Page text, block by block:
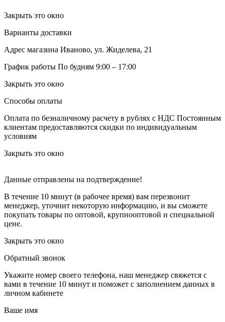
Закрыть это окно
Варианты доставки
Адрес магазина Иваново, ул. Жиделева, 21
График работы По будням 9:00 – 17:00
Закрыть это окно
Способы оплаты
Оплата по безналичному расчету в рублях с НДС Постоянным
клиентам предоставляются скидки по индивидуальным
условиям
Закрыть это окно
Данные отправлены на подтверждение!
В течение 10 минут (в рабочее время) вам перезвонит
менеджер, уточнит некоторую информацию, и вы сможете
покупать товары по оптовой, крупнооптовой и специальной
цене.
Закрыть это окно
Обратный звонок
Укажите номер своего телефона, наш менеджер свяжется с
вами в течение 10 минут и поможет с заполнением данных в
личном кабинете
Ваше имя